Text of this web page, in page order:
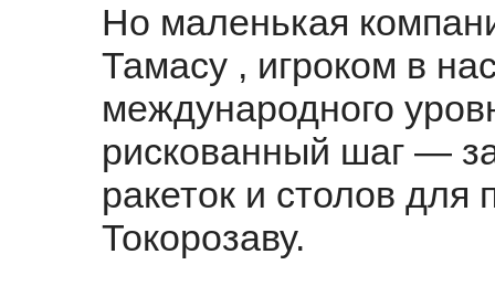
Но маленькая
Тамасу , игроком в
международного
рискованный шаг —
ракеток и столов для
Токорозаву.